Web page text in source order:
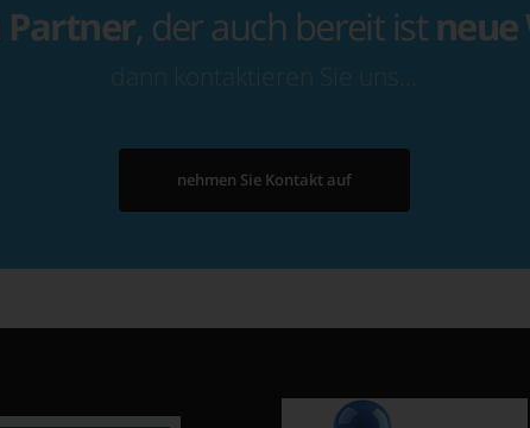
Partner, der auch bereit ist neue
dann kontaktieren Sie uns…
nehmen Sie Kontakt auf